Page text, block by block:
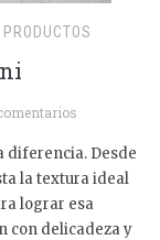
PRODUCTOS
diferencia. Desde
la textura ideal
lograr esa
con delicadeza y